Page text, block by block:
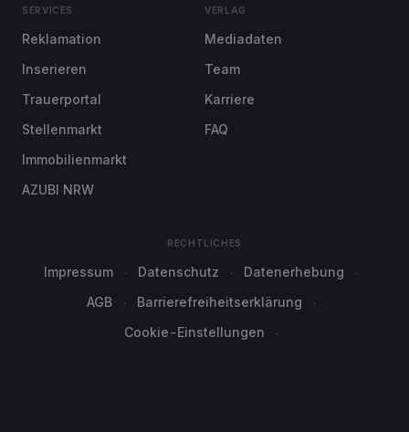
SERVICES
Reklamation
Inserieren
Trauerportal
Stellenmarkt
Immobilienmarkt
AZUBI NRW
VERLAG
Mediadaten
Team
Karriere
FAQ
RECHTLICHES
Impressum Datenschutz
Datenerhebung
AGB
Barrierefreiheitserklärung
Cookie-Einstellungen